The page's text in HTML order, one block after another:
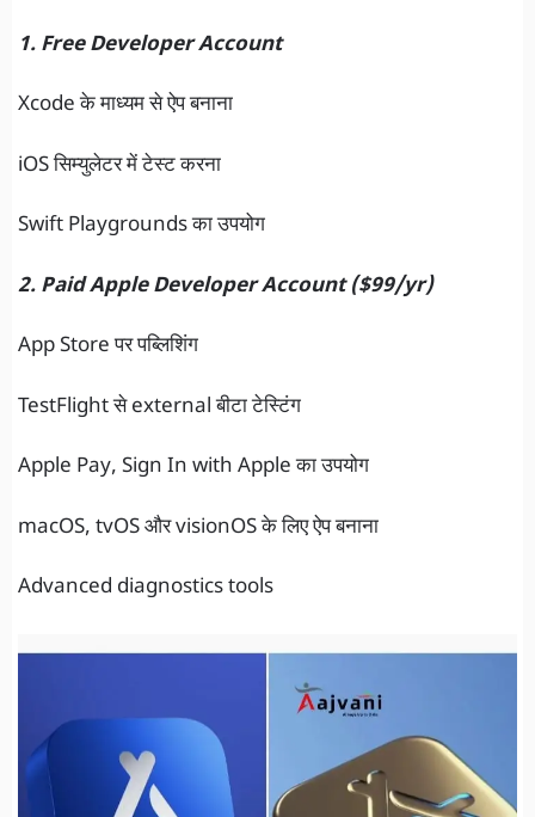
1. Free Developer Account
Xcode के माध्यम से ऐप बनाना
iOS सिम्युलेटर में टेस्ट करना
Swift Playgrounds का उपयोग
2. Paid Apple Developer Account ($99/yr)
App Store पर पब्लिशिंग
TestFlight से external बीटा टेस्टिंग
Apple Pay, Sign In with Apple का उपयोग
macOS, tvOS और visionOS के लिए ऐप बनाना
Advanced diagnostics tools